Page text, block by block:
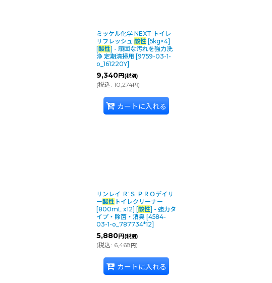
ミッケル化学 NEXT トイレ
リフレッシュ 酸性[5kg×4]
[酸性] - 頑固な汚れを強力洗
浄 定期清掃用 [9759-03-1-
o_161220Y]
9,340円 (税別)
(税込: 10,274円)
カートに入れる
リンレイ Ｒ'Ｓ ＰＲＯデイリ
ー酸性トイレクリーナー
[800mL x12] [酸性] - 強力タ
イプ・除菌・消臭 [4584-
03-1-o_787734*12]
5,880円 (税別)
(税込: 6,468円)
カートに入れる